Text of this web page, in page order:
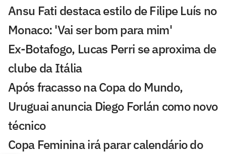
Ansu Fati destaca estilo de Filipe Luís no
Monaco: 'Vai ser bom para mim'
Ex-Botafogo, Lucas Perri se aproxima de
clube da Itália
Após fracasso na Copa do Mundo,
Uruguai anuncia Diego Forlán como novo
técnico
Copa Feminina irá parar calendário do